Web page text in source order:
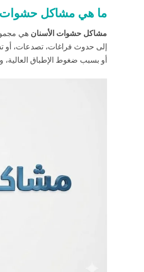
ما هي مشاكل حشوات
مشاكل حشوات الأسنان هي
إلى حدوث فراغات، تصدعات، أو
أو بسبب ضغوط الإطباق